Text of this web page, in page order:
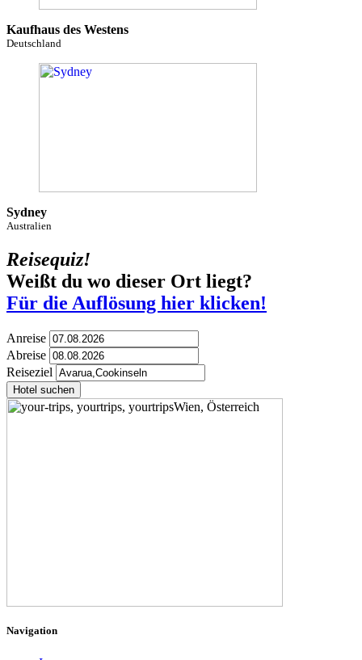
Kaufhaus des Westens
Deutschland
Sydney
Australien
Reisequiz!
Weißt du wo dieser Ort liegt?
Für die Auflösung hier klicken!
Anreise
Abreise
Reiseziel
Hotel suchen
Navigation